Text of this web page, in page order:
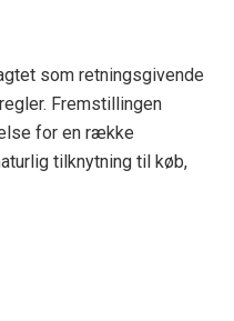
som retningsgivende
Fremstillingen
for en række
tilknytning til køb,